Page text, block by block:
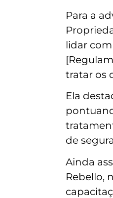
Para a
lidar
tratar os
Ela
de
Ainda
Rebello,